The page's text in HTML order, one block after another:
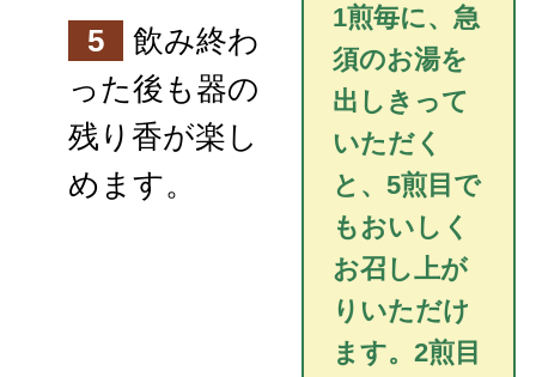
5
飲み終わ
った後も器の
残り香が楽し
めます。
1煎毎に、急
須のお湯を
出しきって
いただく
と、5煎目で
もおいしく
お召し上が
りいただけ
ます。2煎目